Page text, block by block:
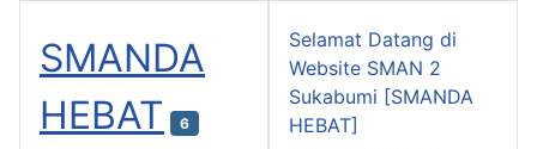
SMANDA
HEBAT
6
Selamat Datang di
Website SMAN 2
Sukabumi [SMANDA
HEBAT]